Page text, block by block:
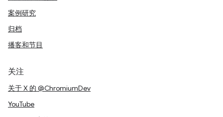
案例研究
归档
播客和节目
关注
关于 X 的 @ChromiumDev
YouTube